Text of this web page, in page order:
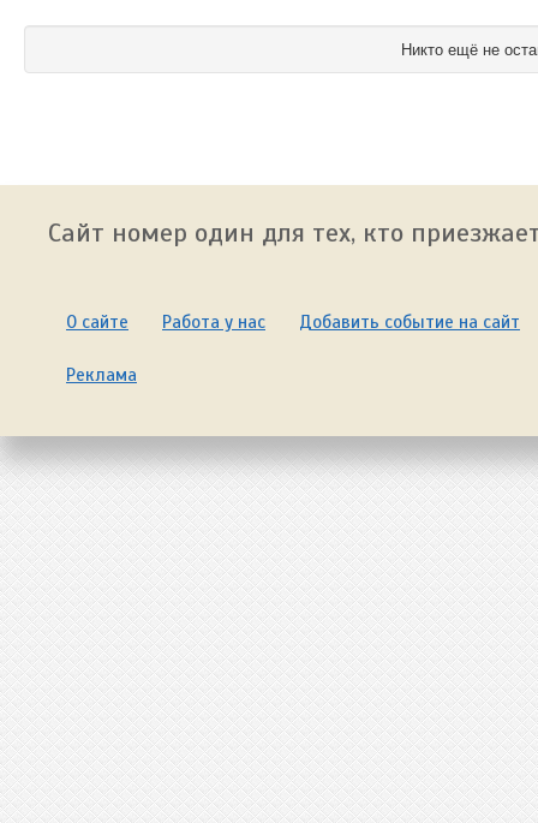
Никто ещё не
Сайт номер один для тех, кто
О сайте Работа у нас Добавить событие на сайт
Реклама